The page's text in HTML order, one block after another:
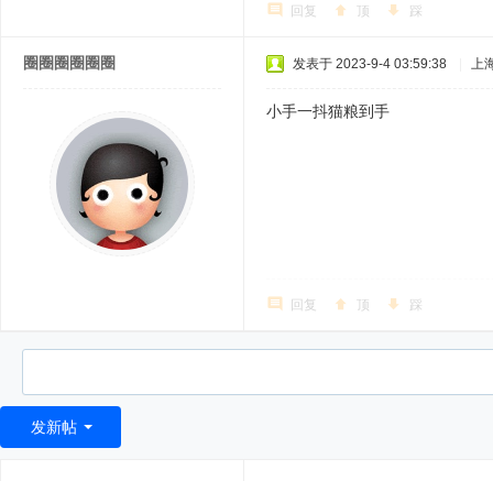
回复 顶 踩
圈圈圈圈圈圈 发表于 2023-9-4 03:59:38 上
小手一抖猫粮到手
回复 顶 踩
发新帖